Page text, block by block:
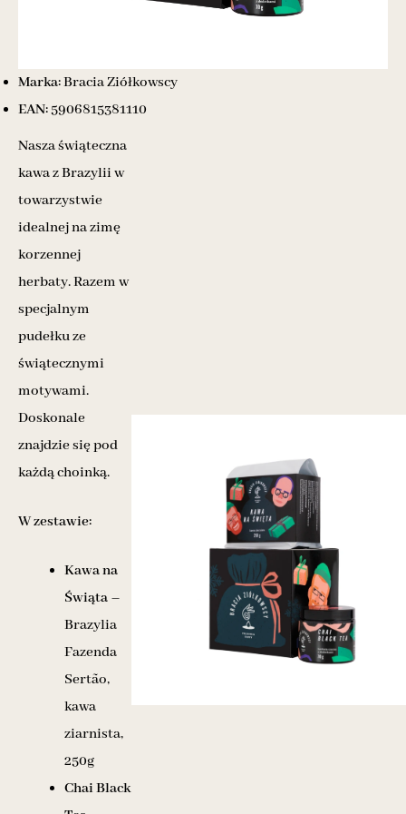
Marka:Bracia Ziółkowscy
EAN:5906815381110
Nasza świąteczna
kawa z Brazylii w
towarzystwie
idealnej na zimę
korzennej
herbaty. Razem w
specjalnym
pudełku ze
świątecznymi
motywami.
Doskonale
znajdzie się pod
każdą choinką.
W zestawie:
Kawa na
Świąta –
Brazylia
Fazenda
Sertão,
kawa
ziarnista,
250g
Chai Black